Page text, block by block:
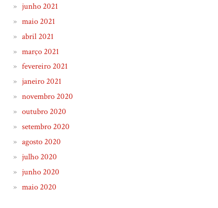
junho 2021
maio 2021
abril 2021
março 2021
fevereiro 2021
janeiro 2021
novembro 2020
outubro 2020
setembro 2020
agosto 2020
julho 2020
junho 2020
maio 2020